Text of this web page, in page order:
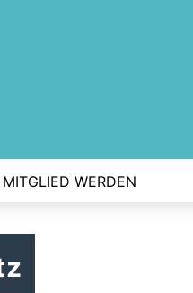
MITGLIED WERDEN